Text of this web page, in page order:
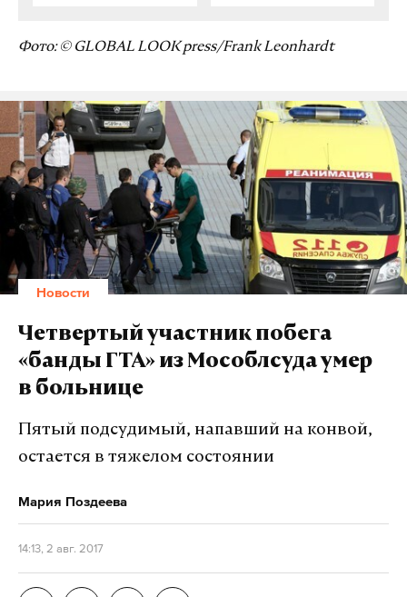
Фото: © GLOBAL LOOK press/Frank Leonhardt
Новости
Четвертый участник побега
«банды ГТА» из Мособлсуда умер
в больнице
Пятый подсудимый, напавший на конвой,
остается в тяжелом состоянии
Мария Поздеева
14:13, 2 авг. 2017